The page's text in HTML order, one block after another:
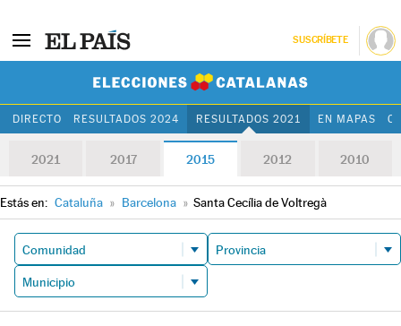
SUSCRÍBETE
DIRECTO RESULTADOS 2024 RESULTADOS 2021 EN MAPAS
2021 2017 2015 2012 2010
Estás en: Cataluña » Barcelona » Santa Cecília de Voltregà